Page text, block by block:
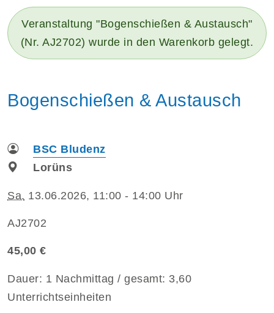
Veranstaltung "Bogenschießen & Austausch"
(Nr. AJ2702) wurde in den Warenkorb gelegt.
Bogenschießen & Austausch
BSC Bludenz
Lorüns
Sa. 13.06.2026, 11:00 - 14:00 Uhr
AJ2702
45,00 €
Dauer: 1 Nachmittag / gesamt: 3,60
Unterrichtseinheiten